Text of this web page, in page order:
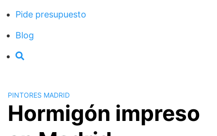
Pide presupuesto
Blog
PINTORES MADRID
Hormigón impreso